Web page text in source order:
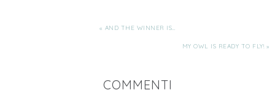
« AND THE WINNER IS…
MY OWL IS READY TO FLY! »
COMMENTI